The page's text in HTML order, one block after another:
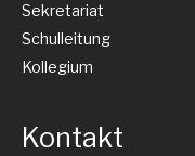
Sekretariat
Schulleitung
Kollegium
Kontakt